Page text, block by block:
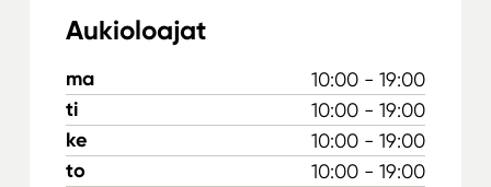
Aukioloajat
ma 10:00 - 19:00
ti 10:00 - 19:00
ke 10:00 - 19:00
to 10:00 - 19:00